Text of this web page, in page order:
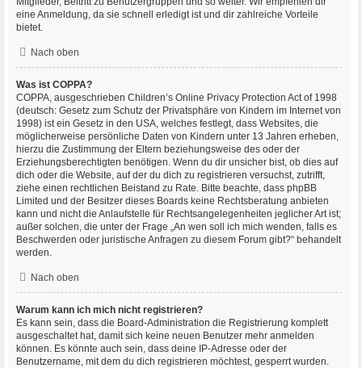
eine Anmeldung, da sie schnell erledigt ist und dir zahlreiche Vorteile
bietet.
Nach oben
Was ist COPPA?
COPPA, ausgeschrieben Children’s Online Privacy Protection Act of 1998
(deutsch: Gesetz zum Schutz der Privatsphäre von Kindern im Internet von
1998) ist ein Gesetz in den USA, welches festlegt, dass Websites, die
möglicherweise persönliche Daten von Kindern unter 13 Jahren erheben,
hierzu die Zustimmung der Eltern beziehungsweise des oder der
Erziehungsberechtigten benötigen. Wenn du dir unsicher bist, ob dies auf
dich oder die Website, auf der du dich zu registrieren versuchst, zutrifft,
ziehe einen rechtlichen Beistand zu Rate. Bitte beachte, dass phpBB
Limited und der Besitzer dieses Boards keine Rechtsberatung anbieten
kann und nicht die Anlaufstelle für Rechtsangelegenheiten jeglicher Art ist;
außer solchen, die unter der Frage „An wen soll ich mich wenden, falls es
Beschwerden oder juristische Anfragen zu diesem Forum gibt?“ behandelt
werden.
Nach oben
Warum kann ich mich nicht registrieren?
Es kann sein, dass die Board-Administration die Registrierung komplett
ausgeschaltet hat, damit sich keine neuen Benutzer mehr anmelden
können. Es könnte auch sein, dass deine IP-Adresse oder der
Benutzername, mit dem du dich registrieren möchtest, gesperrt wurden.